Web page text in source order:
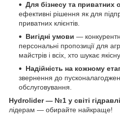
Для бізнесу та приватних
ефективні рішення як для
приватних клієнтів.
Вигідні умови —
персональні пропозиції для
майстрів і всіх, хто шукає
Надійність на кожному
звернення до
обслуговування.
Hydrolider — №1 у світі
лідерам — обирайте найкраще!